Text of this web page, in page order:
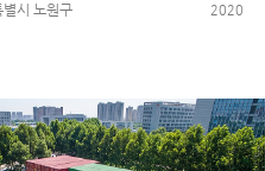
별시 노원구 2020